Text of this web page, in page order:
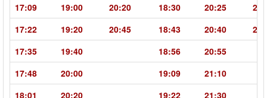
17:09
19:00 20:20 18:30 20:25
17:22
19:20 20:45 18:43 20:40
17:35
19:40 18:56
20:55
17:48
20:00 19:09
21:10
18:01
20:20 19:22
21:30